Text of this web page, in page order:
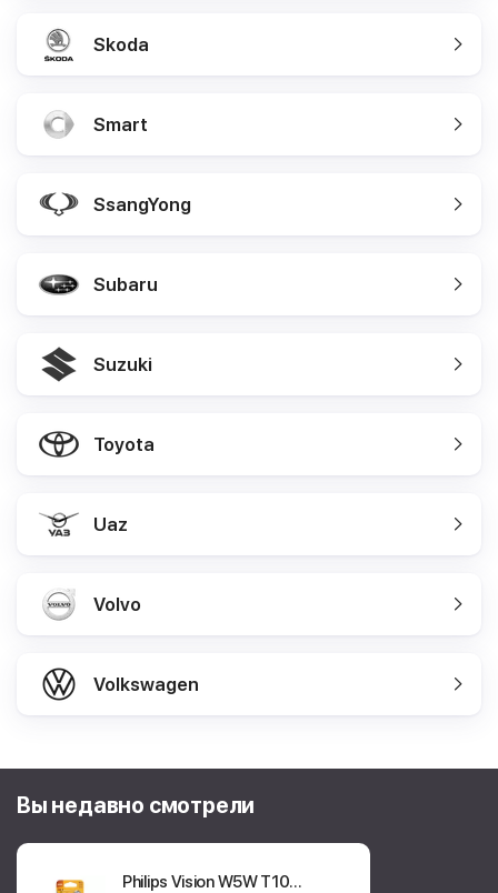
Skoda
Smart
SsangYong
Subaru
Suzuki
Toyota
Uaz
Volvo
Volkswagen
Вы недавно смотрели
Philips Vision W5W T10